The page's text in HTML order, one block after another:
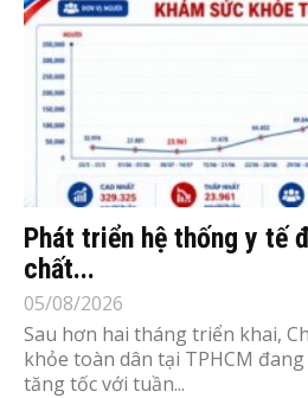
Phát triển hệ thống y tế
chất...
05/08/2026
Sau hơn hai tháng triển khai,
khỏe toàn dân tại TPHCM
tăng tốc với tuần...